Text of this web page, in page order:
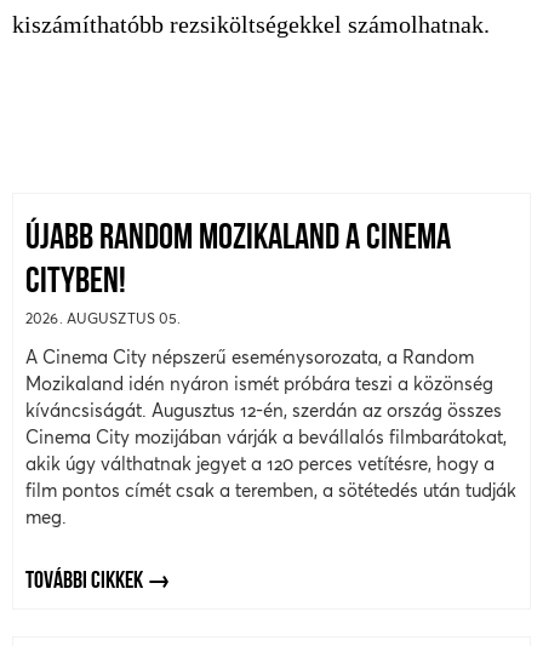
kiszámíthatóbb rezsiköltségekkel számolhatnak.
ÚJABB RANDOM MOZIKALAND A CINEMA
CITYBEN!
2026. AUGUSZTUS 05.
A Cinema City népszerű eseménysorozata, a Random
Mozikaland idén nyáron ismét próbára teszi a közönség
kíváncsiságát. Augusztus 12-én, szerdán az ország összes
Cinema City mozijában várják a bevállalós filmbarátokat,
akik úgy válthatnak jegyet a 120 perces vetítésre, hogy a
film pontos címét csak a teremben, a sötétedés után tudják
meg.
TOVÁBBI CIKKEK